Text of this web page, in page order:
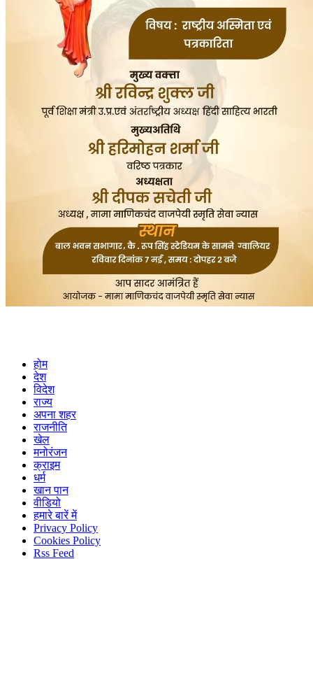
होम
देश
विदेश
राज्य
अपना शहर
राजनीति
खेल
मनोरंजन
क्राइम
धर्म
खान पान
वीडियो
हमारे बारें में
Privacy Policy
Cookies Policy
Rss Feed